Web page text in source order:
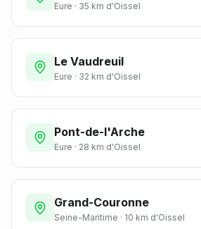
Eure · 35 km d'Oissel
Le Vaudreuil
Eure · 32 km d'Oissel
Pont-de-l'Arche
Eure · 28 km d'Oissel
Grand-Couronne
Seine-Maritime · 10 km d'Oissel